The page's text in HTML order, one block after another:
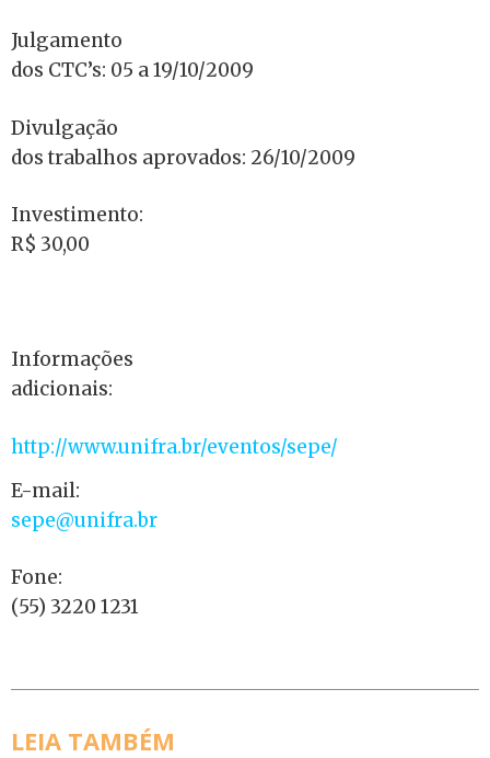
Julgamento
dos CTC’s: 05 a 19/10/2009
Divulgação
dos trabalhos aprovados: 26/10/2009
Investimento:
R$ 30,00
Informações
adicionais:
http://www.unifra.br/eventos/sepe/
E-mail:
sepe@unifra.br
Fone:
(55) 3220 1231
LEIA TAMBÉM